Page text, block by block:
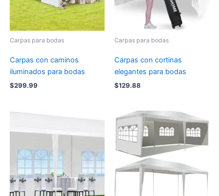
Carpas para bodas
Carpas con caminos
iluminados para bodas
$299.99
Carpas para bodas
Carpas con cortinas
elegantes para bodas
$129.88